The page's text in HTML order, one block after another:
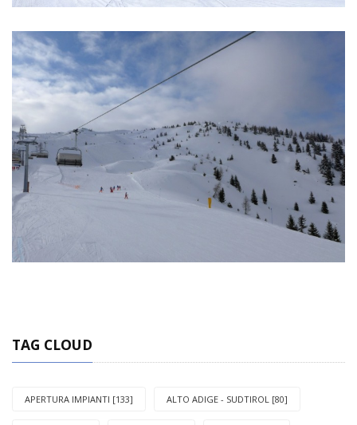
TAG CLOUD
APERTURA IMPIANTI [133] ALTO ADIGE - SUDTIROL [80]